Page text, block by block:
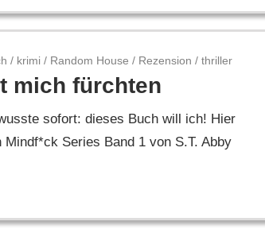
/ krimi / Random House / Rezension /thriller
mich fürchten
sofort: dieses Buch will ich! Hier
Series Band 1 von S.T. Abby